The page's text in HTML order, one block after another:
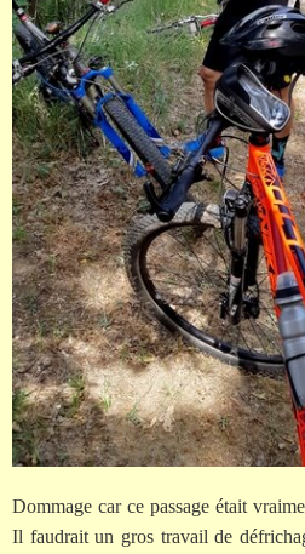
Dommage car ce passage était
Il faudrait un gros travail de